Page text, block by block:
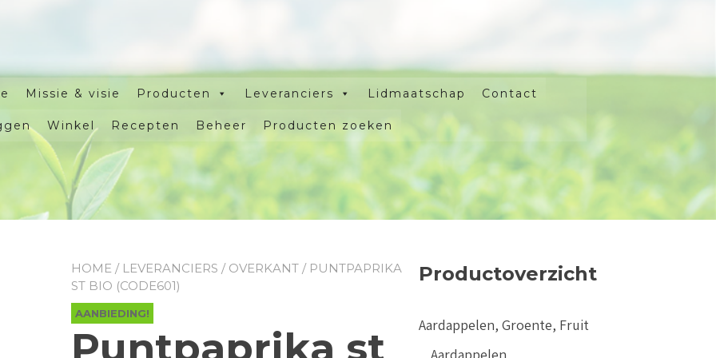
Missie & visie Producten Leveranciers Lidmaatschap Contact
Winkel Recepten Beheer Producten zoeken
HOME / LEVERANCIERS / OVERKANT / PUNTPAPRIKA
ST BIO (CODE601)
AANBIEDING!
Puntpaprika st
Productoverzicht
Aardappelen, Groente, Fruit